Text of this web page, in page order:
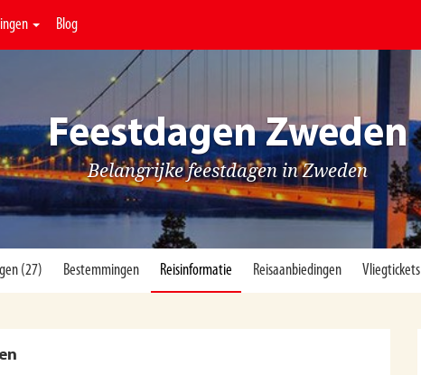
Blog
Feestdagen Zweden
Belangrijke feestdagen in Zweden
(27) Bestemmingen Reisinformatie Reisaanbiedingen Vliegtickets